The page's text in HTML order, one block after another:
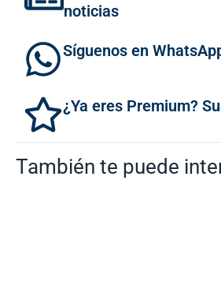
noticias
Síguenos en
¿Ya eres Premium?
También te puede